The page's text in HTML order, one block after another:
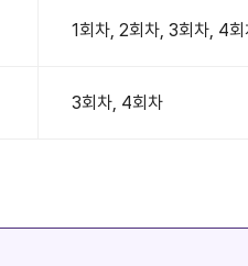
1회차, 2회차, 3회차, 4회
3회차, 4회차